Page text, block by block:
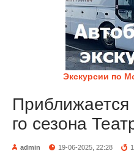
Экскурсии по
Приближается
го сезона
admin 19-06-2025, 22:28